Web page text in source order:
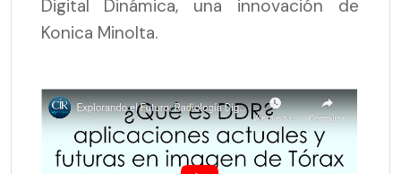
Digital Dinámica, una innovación de
Konica Minolta.